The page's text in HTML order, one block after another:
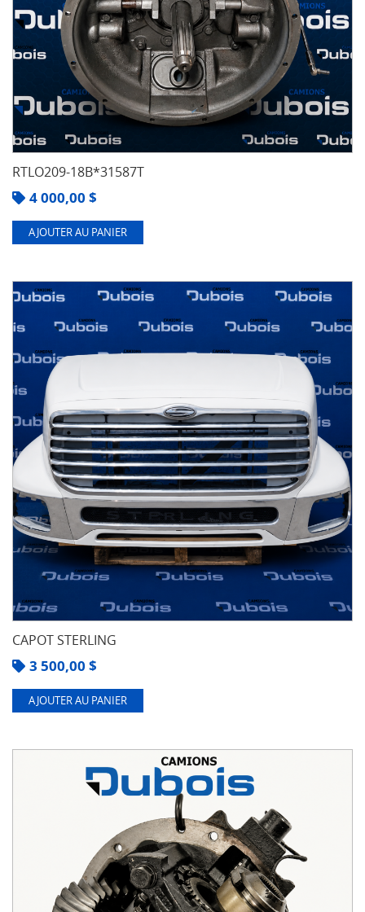
RTLO209-18B*31587T
4 000,00 $
AJOUTER AU PANIER
CAPOT STERLING
3 500,00 $
AJOUTER AU PANIER